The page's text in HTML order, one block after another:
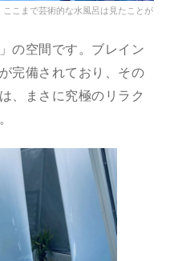
こまで芸術的な水風呂は見たことが
の空間です。 ブレイン
完備されており、その
、まさに究極のリラク